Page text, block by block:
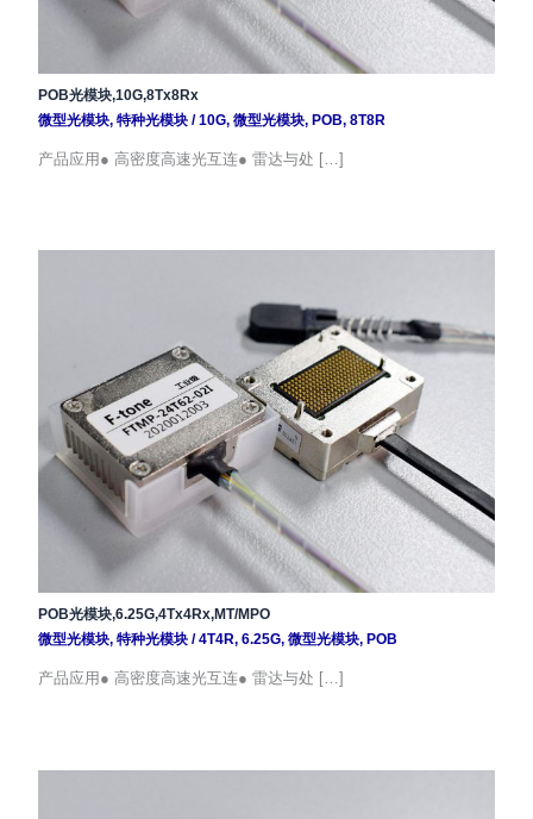
POB光模块,10G,8Tx8Rx
微型光模块, 特种光模块/10G, 微型光模块, POB, 8T8R
产品应用● 高密度高速光互连● 雷达与处 […]
POB光模块,6.25G,4Tx4Rx,MT/MPO
微型光模块, 特种光模块/4T4R, 6.25G, 微型光模块, POB
产品应用● 高密度高速光互连● 雷达与处 […]